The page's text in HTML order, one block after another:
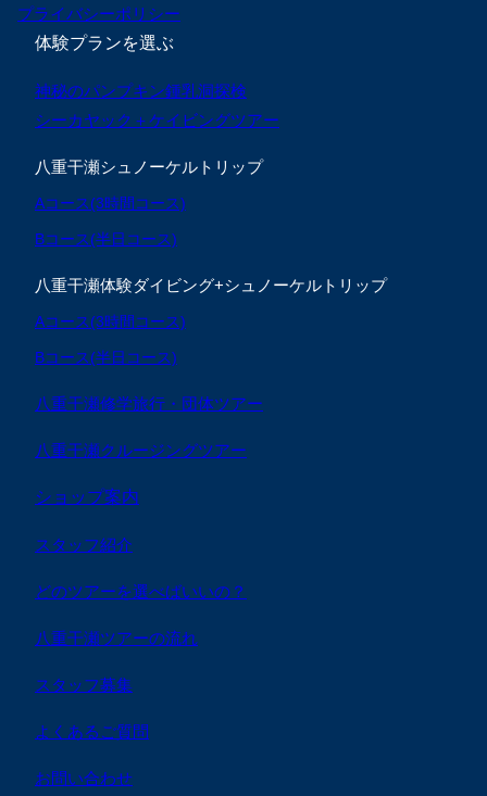
プライバシーポリシー
体験プランを選ぶ
神秘のパンプキン鍾乳洞探検
シーカヤック＋ケイビングツアー
八重干瀬シュノーケルトリップ
Aコース(3時間コース)
Bコース(半日コース)
八重干瀬体験ダイビング+シュノーケルトリップ
Aコース(3時間コース)
Bコース(半日コース)
八重干瀬修学旅行・団体ツアー
八重干瀬クルージングツアー
ショップ案内
スタッフ紹介
どのツアーを選べばいいの？
八重干瀬ツアーの流れ
スタッフ募集
よくあるご質問
お問い合わせ